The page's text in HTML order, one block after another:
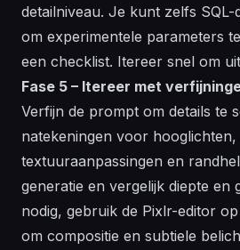
detailniveau. Je kunt zelfs
om experimentele parameters
een checklist. Itereer snel om
Fase 5 – Itereer met
Verfijn de prompt om details te
natekeningen voor hooglichten,
textuuraanpassingen en
generatie en vergelijk diepte en
nodig, gebruik de Pixlr-editor
om compositie en subtiele